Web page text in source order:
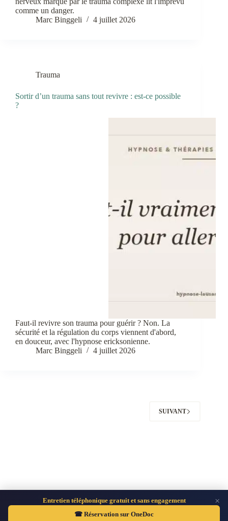
comme un danger.
Marc Binggeli
4 juillet 2026
Trauma
Sortir d’un trauma sans tout revivre : est-ce possible
?
Faut-il revivre son trauma pour guérir ? Non. La
sécurité et la régulation du corps viennent d'abord,
en douceur, avec l'hypnose ericksonienne.
Marc Binggeli
4 juillet 2026
SUIVANT
Hypnose Lausanne Thérapies brèves - Copyright © 2026 -
Marc Binggeli - Fier d'avoir construit ce site sans aide
×
Entretien téléphonique gratuit et sans engagement
☎ Réservation sur OneDoc